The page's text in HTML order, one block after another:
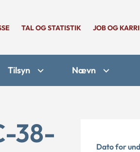
TAL OG STATISTIK JOB OG
Tilsyn Nævn
38-
Dato for